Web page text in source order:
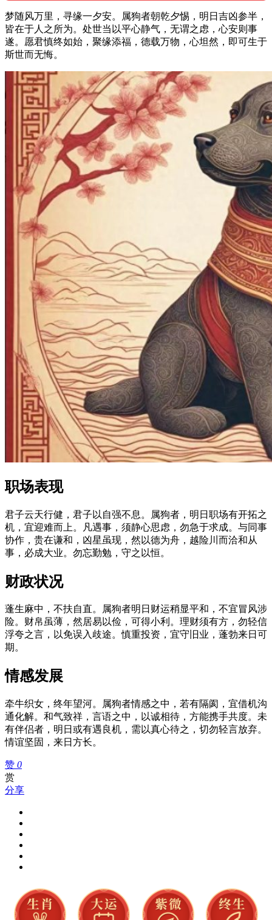
梦随风万里，寻缘一夕安。属狗者朝乾夕惕，明日吉凶参半，
皆在于人之所为。处世当以平心静气，无谓之虑，心安则事
遂。愿君慎终如始，聚缘添福，德载万物，心坦然，即可生于
斯世而无悔。
职场表现
君子云天行健，君子以自强不息。属狗者，明日职场有开拓之
机，宜迎难而上。凡遇事，须静心思虑，勿急于求成。与同事
协作，贵在谦和，凶星虽现，然以德为舟，越险川而洽和从
事，必成大业。勿忘勤勉，守之以恒。
财政状况
蓬生麻中，不扶自直。属狗者明日财运稍显平和，不宜冒风涉
险。财帛虽薄，然居易以俭，可得小利。理财须有方，勿轻信
浮夸之言，以免误入歧途。慎重投资，宜守旧业，蓬勃来日可
期。
情感发展
牵牛织女，终年望河。属狗者情感之中，若有隔阂，宜借机沟
通化解。和气致祥，言语之中，以诚相待，方能携手共度。未
有伴侣者，明日或有遇良机，需以真心待之，切勿轻言放弃。
情谊坚固，来日方长。
赞 0
赏
分享